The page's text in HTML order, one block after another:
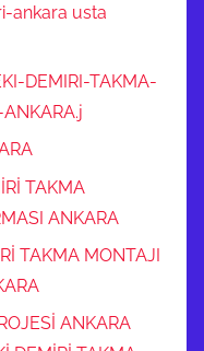
ankara usta
DEMIRI-TAKMA-
TAKMA
ANKARA
TAKMA MONTAJI
ANKARA